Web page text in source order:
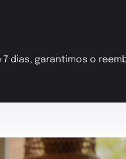
dias, garantimos o